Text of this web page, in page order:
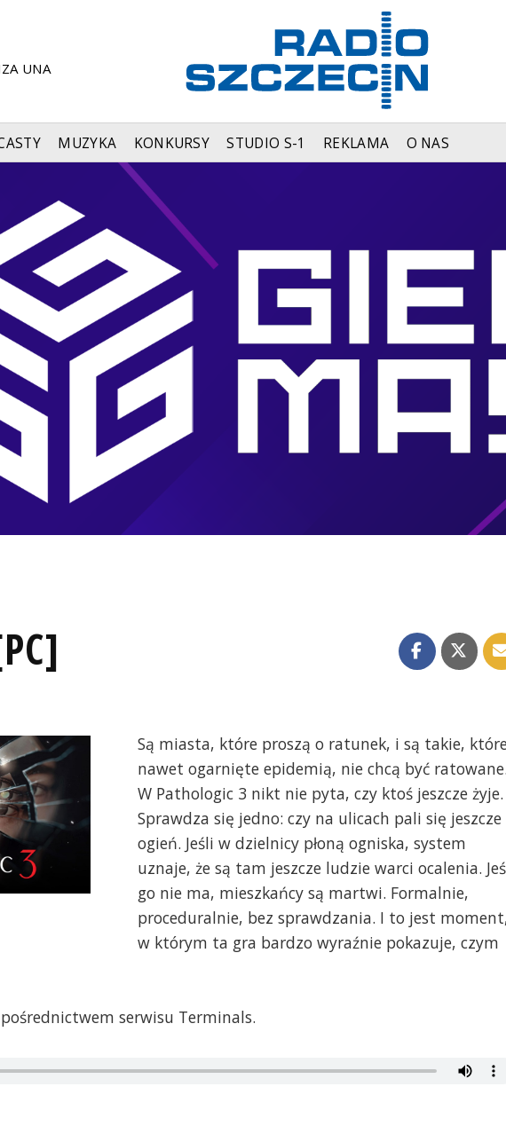
UNA
MUZYKA KONKURSY STUDIO S-1 REKLAMA O NAS
Są miasta, które proszą o ratunek, i są takie,
nawet ogarnięte epidemią, nie chcą być ratowane.
W Pathologic 3 nikt nie pyta, czy ktoś jeszcze żyje.
Sprawdza się jedno: czy na ulicach pali się jeszcze
ogień. Jeśli w dzielnicy płoną ogniska, system
uznaje, że są tam jeszcze ludzie warci ocalenia.
go nie ma, mieszkańcy są martwi. Formalnie,
proceduralnie, bez sprawdzania. I to jest
w którym ta gra bardzo wyraźnie pokazuje, czym
serwisu Terminals.